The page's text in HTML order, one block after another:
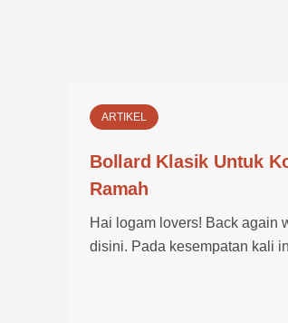
ARTIKEL
Bollard Klasik Untuk
Ramah
Hai logam lovers! Back again
disini. Pada kesempatan kali